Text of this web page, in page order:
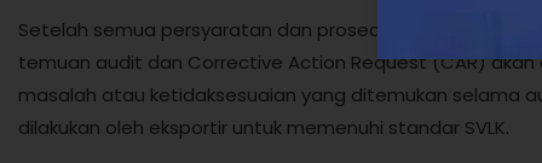
Setelah semua persyaratan dan prosedur telah dipenuhi,
temuan audit dan Corrective Action Request (CAR)
masalah atau ketidaksesuaian yang ditemukan selama
dilakukan oleh eksportir untuk memenuhi standar SVLK.